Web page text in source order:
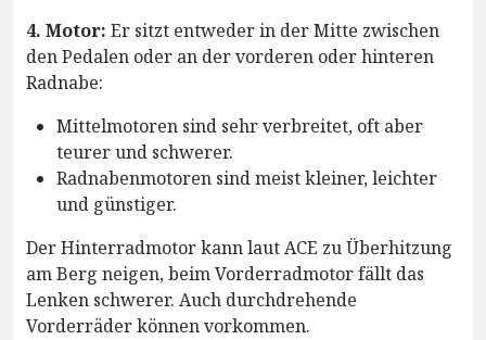
4. Motor: Er sitzt entweder in der Mitte zwischen
den Pedalen oder an der vorderen oder hinteren
Radnabe:
Mittelmotoren sind sehr verbreitet, oft aber
teurer und schwerer.
Radnabenmotoren sind meist kleiner, leichter
und günstiger.
Der Hinterradmotor kann laut ACE zu Überhitzung
am Berg neigen, beim Vorderradmotor fällt das
Lenken schwerer. Auch durchdrehende
Vorderräder können vorkommen.